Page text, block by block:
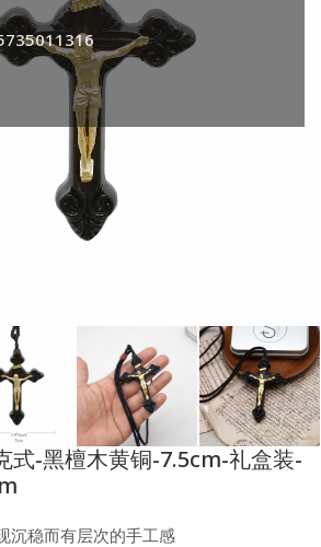
式-黑檀木黄铜-7.5cm-礼盒装-
沉稳而有层次的手工感